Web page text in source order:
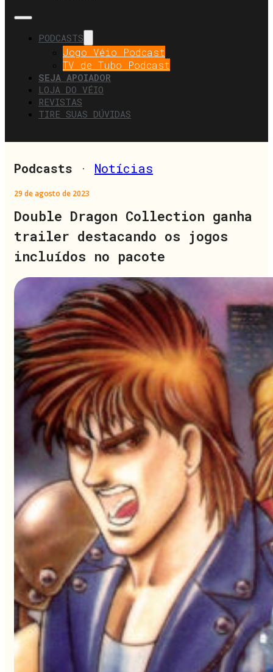
PODCASTS
Jogo Véio Podcast
TV de Tubo Podcast
SEJA APOIADOR
LOJA DO VÉIO
REVISTAS
TIRE SUAS DÚVIDAS
Podcasts · Notícias
29 de agosto de 2023
Double Dragon Collection ganha
trailer destacando os jogos
incluídos no pacote